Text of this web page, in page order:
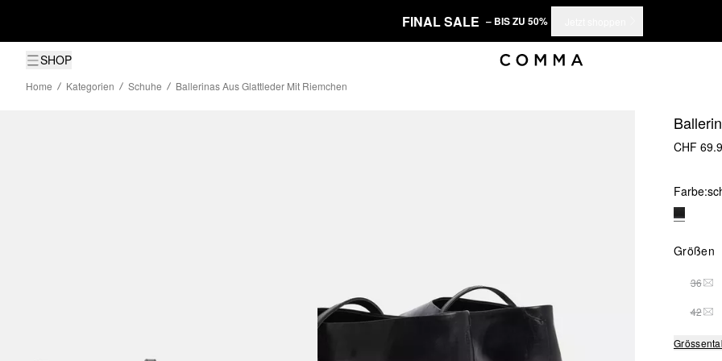
FINAL SALE – BIS ZU 50%
SHOP
Home
Kategorien Schuhe Ballerinas Aus Glattleder Mit Riemchen
CHF
Farbe:
Größen
36
42